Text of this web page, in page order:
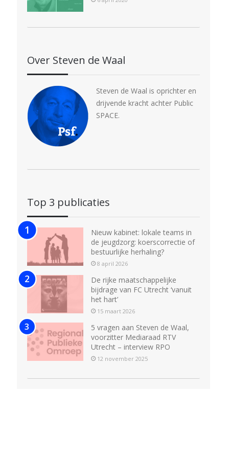
Over Steven de Waal
Steven de Waal is oprichter en
drijvende kracht achter Public
SPACE.
Top 3 publicaties
Nieuw kabinet: lokale teams in
de jeugdzorg: koerscorrectie of
bestuurlijke herhaling?
8 april 2026
De rijke maatschappelijke
bijdrage van FC Utrecht ‘vanuit
het hart’
15 maart 2026
5 vragen aan Steven de Waal,
voorzitter Mediaraad RTV
Utrecht – interview RPO
12 november 2025